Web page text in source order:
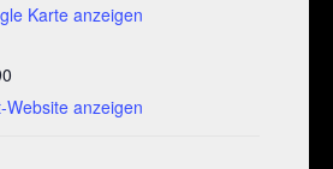
Karte anzeigen
anzeigen